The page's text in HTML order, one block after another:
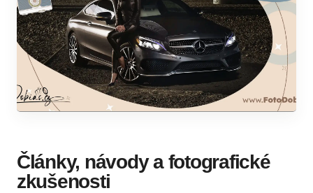
Články, návody a fotografické
zkušenosti